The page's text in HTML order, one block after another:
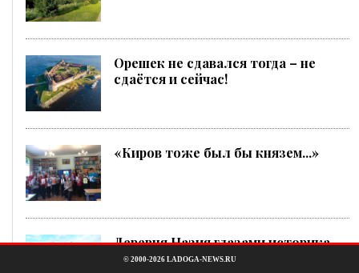
Орешек не сдавался тогда – не
сдаётся и сейчас!
«Киров тоже был бы князем...»
Деревня Назия глазами историка-
краеведа Александра Гришакова
© 2000-2026 LADOGA-NEWS.RU